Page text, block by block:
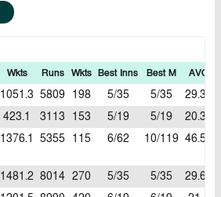
Wkts Runs Wkts Best Inns Best M AVG
1051.3 5809 198 5/35 5/35 29.33
423.1 3113 153 5/19 5/19 20.34
1376.1 5355 115 6/62 10/119 46.56
1481.2 8014 270 5/35 5/35
29.68